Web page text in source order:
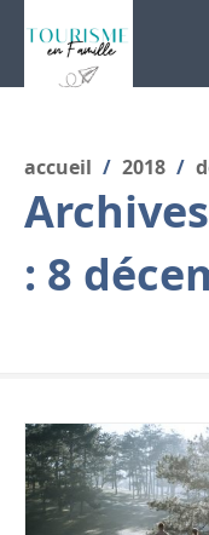
accueil / 2018 /
: 8